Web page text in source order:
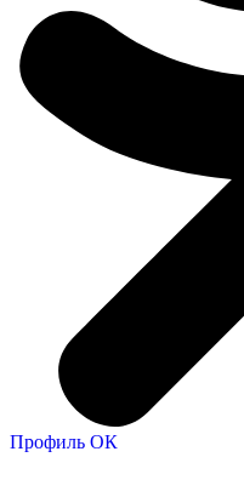
Профиль ОК